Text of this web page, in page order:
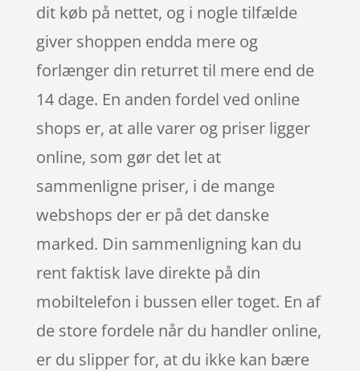
dit køb på nettet, og i nogle tilfælde
giver shoppen endda mere og
forlænger din returret til mere end de
14 dage. En anden fordel ved online
shops er, at alle varer og priser ligger
online, som gør det let at
sammenligne priser, i de mange
webshops der er på det danske
marked. Din sammenligning kan du
rent faktisk lave direkte på din
mobiltelefon i bussen eller toget. En af
de store fordele når du handler online,
er du slipper for, at du ikke kan bære